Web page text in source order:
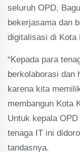
seluruh OPD,
bekerjasama dan
digitalisasi di Kota
“Kepada para
berkolaborasi dan
karena kita
membangun Kota
Untuk kepala
tenaga IT ini
tandasnya.